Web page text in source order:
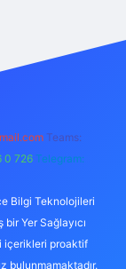
Teams:
0 726 Telegram:
Bilgi Teknolojileri
Yer Sağlayıcı
içerikleri proaktif
bulunmamaktadır.